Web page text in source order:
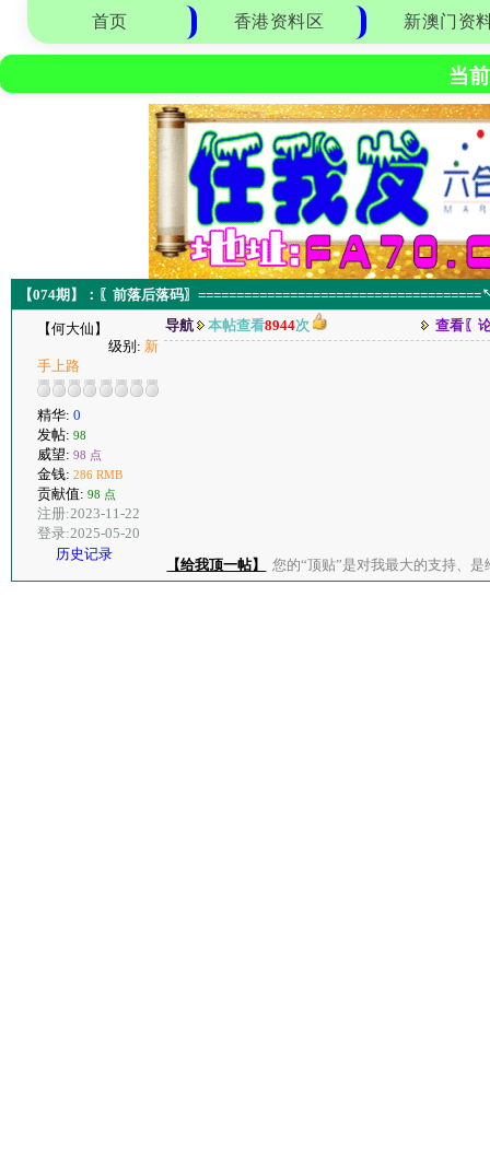
首页 香港资料区 新澳门资
当
【074期】：〖前落后落码〗
【何大仙】
级别: 新
手上路
精华: 0
发帖: 98
威望: 98 点
金钱: 286 RMB
贡献值: 98 点
注册:2023-11-22
登录:2025-05-20
历史记录
导航 本帖查看8944次 查看〖
【给我顶一帖】 您的“顶贴”是对我最大的支持、